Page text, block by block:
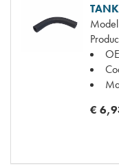
Model
€